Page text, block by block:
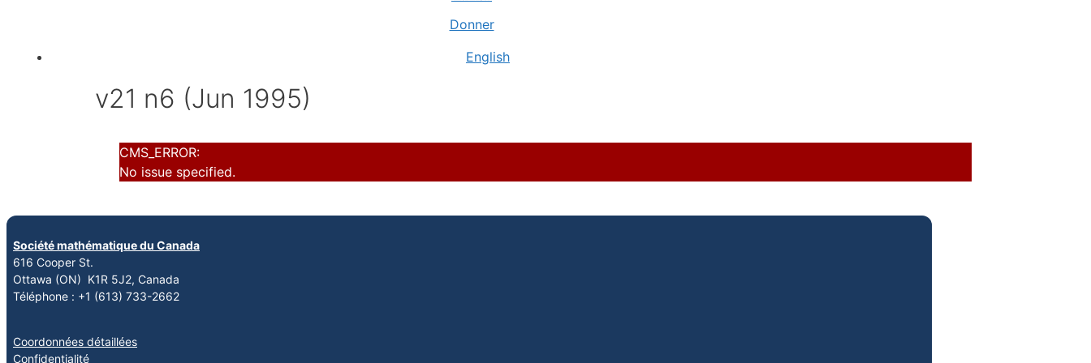
Donner
English
v21 n6 (Jun 1995)
CMS_ERROR:
No issue specified.
Société mathématique du Canada
616 Cooper St.
Ottawa (ON) K1R 5J2, Canada
Téléphone : +1 (613) 733-2662
Coordonnées détaillées
Confidentialité